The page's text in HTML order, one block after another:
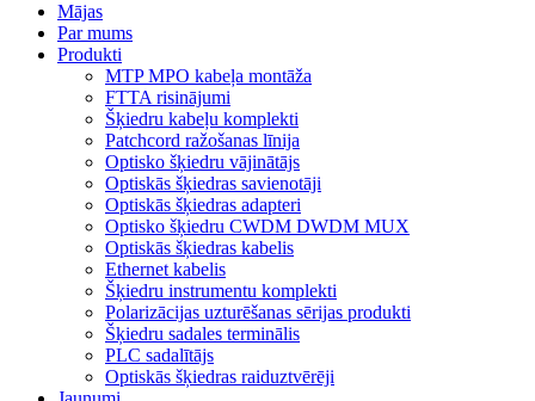
Mājas
Par mums
Produkti
MTP MPO kabeļa montāža
FTTA risinājumi
Šķiedru kabeļu komplekti
Patchcord ražošanas līnija
Optisko šķiedru vājinātājs
Optiskās šķiedras savienotāji
Optiskās šķiedras adapteri
Optisko šķiedru CWDM DWDM MUX
Optiskās šķiedras kabelis
Ethernet kabelis
Šķiedru instrumentu komplekti
Polarizācijas uzturēšanas sērijas produkti
Šķiedru sadales terminālis
PLC sadalītājs
Optiskās šķiedras raiduztvērēji